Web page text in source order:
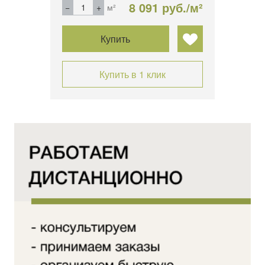
м² 8 091 руб./м²
Купить
Купить в 1 клик